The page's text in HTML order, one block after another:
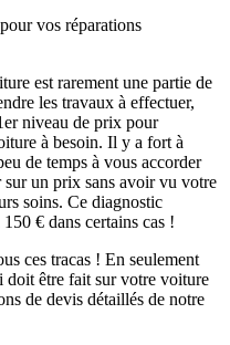
vos réparations
est rarement une partie de
les travaux à effectuer,
niveau de prix pour
à besoin. Il y a fort à
de temps à vous accorder
sur un prix sans avoir vu votre
soins. Ce diagnostic
€ dans certains cas !
ces tracas ! En seulement
doit être fait sur votre voiture
de devis détaillés de notre